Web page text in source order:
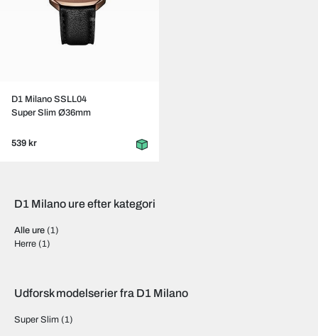
D1 Milano SSLL04
Super Slim Ø36mm
539 kr
D1 Milano ure efter kategori
Alle ure (1)
Herre (1)
Udforsk modelserier fra D1 Milano
Super Slim (1)